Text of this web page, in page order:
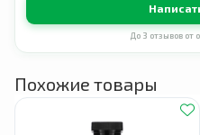
До 3 отзывов от
Похожие товары